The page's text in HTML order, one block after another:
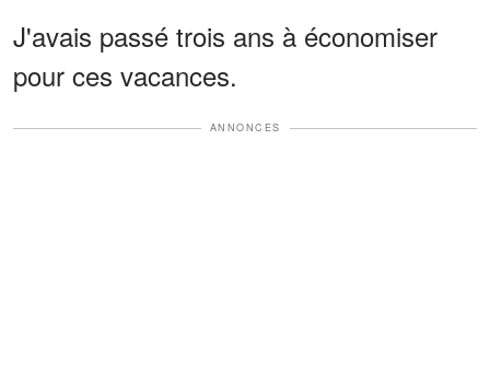
J'avais passé trois ans à économiser
pour ces vacances.
ANNONCES